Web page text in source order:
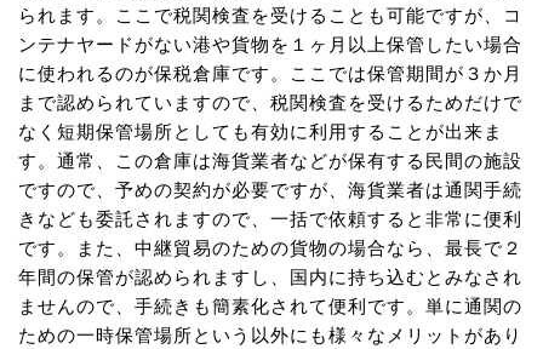
られます。ここで税関検査を受けることも可能ですが、コ
ンテナヤードがない港や貨物を１ヶ月以上保管したい場合
に使われるのが保税倉庫です。ここでは保管期間が３か月
まで認められていますので、税関検査を受けるためだけで
なく短期保管場所としても有効に利用することが出来ま
す。通常、この倉庫は海貨業者などが保有する民間の施設
ですので、予めの契約が必要ですが、海貨業者は通関手続
きなども委託されますので、一括で依頼すると非常に便利
です。また、中継貿易のための貨物の場合なら、最長で２
年間の保管が認められますし、国内に持ち込むとみなされ
ませんので、手続きも簡素化されて便利です。単に通関の
ための一時保管場所という以外にも様々なメリットがあり